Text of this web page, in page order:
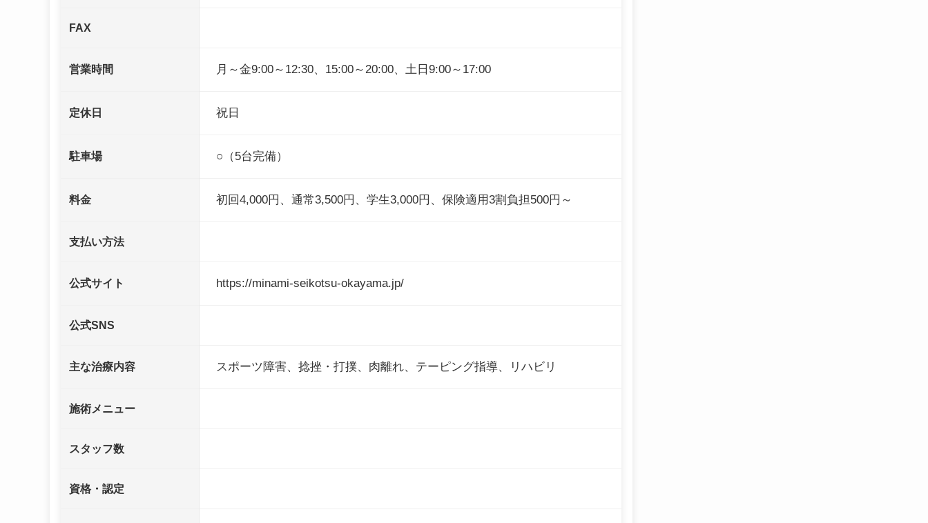
FAX
営業時間 月～金9:00～12:30、15:00～20:00、土日9:00～17:00
定休日 祝日
駐車場 ○（5台完備）
料金 初回4,000円、通常3,500円、学生3,000円、保険適用3割負担500円～
支払い方法
公式サイト https://minami-seikotsu-okayama.jp/
公式SNS
主な治療内容 スポーツ障害、捻挫・打撲、肉離れ、テーピング指導、リハビリ
施術メニュー
スタッフ数
資格・認定